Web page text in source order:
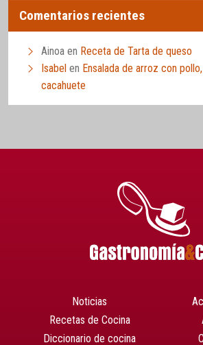
Comentarios recientes
Ainoa en Receta de Tarta de queso
Isabel en Ensalada de arroz con
cacahuete
Noticias
Recetas de Cocina
Diccionario de cocina